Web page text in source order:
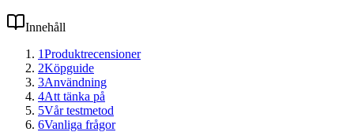
Innehåll
1Produktrecensioner
2Köpguide
3Användning
4Att tänka på
5Vår testmetod
6Vanliga frågor